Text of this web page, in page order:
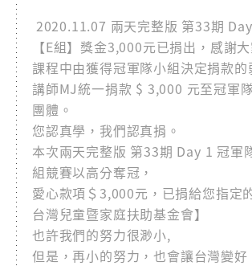
2020.11.07 兩天完整版 第33期
【E組】獎金3,000元已捐出，感謝
課程中由獲得冠軍隊小組決定捐款的
講師MJ統一捐款 $ 3,000 元至冠軍
團體。
您認真學，我們認真捐。
本次兩天完整版 第33期 Day 1 冠軍
組競賽以高分奪冠，
愛心款項＄3,000元，已捐給您指定
台灣兒童暨家庭扶助基金會】
也許我們的努力很渺小,
但是，再小的努力，也會讓台灣變好